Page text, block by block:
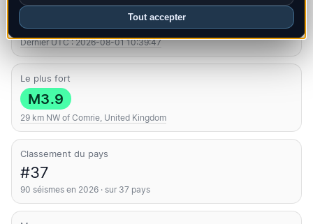
Tout accepter
Séismes ce mois-ci
1
Dernier UTC : 2026-08-01 10:39:47
Le plus fort
M3.9
29 km NW of Comrie, United Kingdom
Classement du pays
#37
90 séismes en 2026 · sur 37 pays